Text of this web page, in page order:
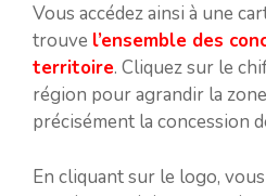
Vous accédez ainsi à une
trouve l’ensemble des
territoire. Cliquez sur le
région pour agrandir la
précisément la concession
En cliquant sur le logo,